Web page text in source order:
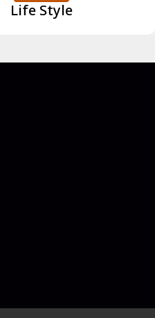
Life Style